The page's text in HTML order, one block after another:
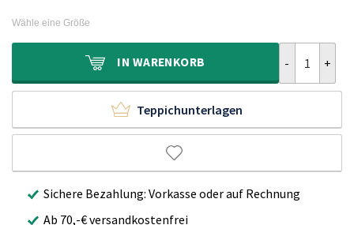
Wähle eine Größe
IN WARENKORB
Teppichunterlagen
Sichere Bezahlung: Vorkasse oder auf Rechnung
Ab 70,-€ versandkostenfrei